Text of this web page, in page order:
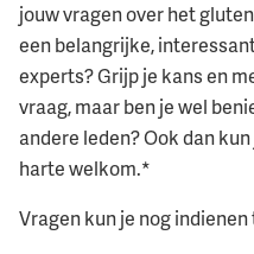
jouw vragen over het
een belangrijke,
experts? Grijp je kans en
vraag, maar ben je wel
andere leden? Ook dan
harte welkom.*
Vragen kun je nog